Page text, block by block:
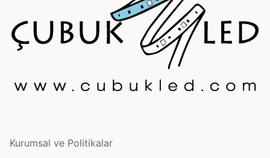
Kurumsal ve Politikalar